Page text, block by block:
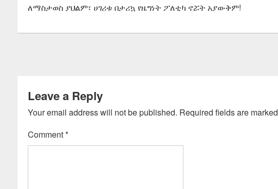
ለማስታወስ ያህልም፣ ሀገሪቱ በታሪኳ የዜግነት ፖለቲካ ኖሯት አያውቅም!
Leave a Reply
Your email address will not be published. Required fields are marked
Comment*